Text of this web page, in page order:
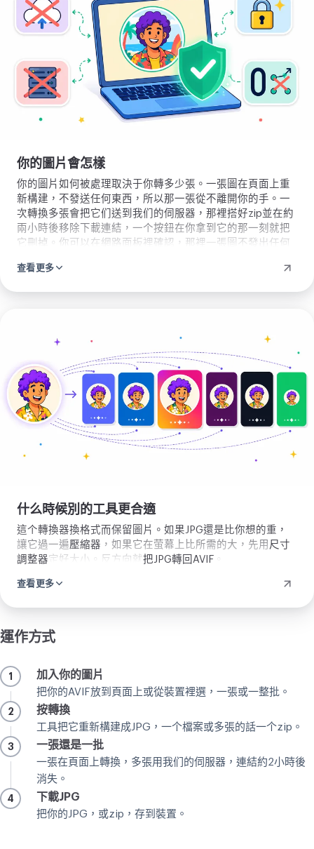
你的圖片會怎樣
你的圖片如何被處理取決于你轉多少張。一張圖在頁面上重
新構建，不發送任何東西，所以那一張從不離開你的手。一
次轉換多張會把它们送到我们的伺服器，那裡搭好zip並在約
兩小時後移除下載連結，一个按鈕在你拿到它的那一刻就把
它刪掉。你可以在網路面板裡確認，那裡一張圖不發出任何
查看更多
片
什么時候別的工具更合適
這个轉換器換格式而保留圖片。如果JPG還是比你想的重，
讓它過一遍壓縮器 ，如果它在萤幕上比所需的大，先用 尺寸
調整器定好大小。反方向就把JPG轉回AVIF
查看更多
運作方式
1 加入你的圖片
把你的AVIF放到頁面上或從裝置裡選，一張或一整批。
2 按轉換
工具把它重新構建成JPG，一个檔案或多張的話一个zip。
3 一張還是一批
一張在頁面上轉換，多張用我们的伺服器，連結約2小時後
消失。
4 下載JPG
把你的JPG，或zip，存到裝置。